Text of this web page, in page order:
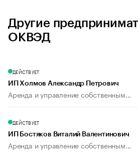
Другие
ОКВЭД
ДЕЙСТВУЕТ
ИП Холмов Александр Петрович
Аренда и управление собственным...
ДЕЙСТВУЕТ
ИП Бостяков Виталий Валентинович
Аренда и управление собственным...